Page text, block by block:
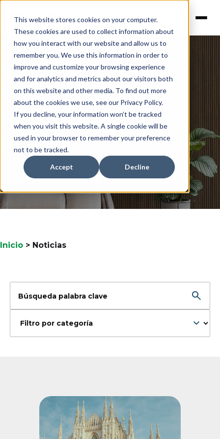
This website stores cookies on your computer.
These cookies are used to collect information about
how you interact with our website and allow us to
remember you. We use this information in order to
improve and customize your browsing experience
and for analytics and metrics about our visitors both
on this website and other media. To find out more
about the cookies we use, see our Privacy Policy.
If you decline, your information won’t be tracked
when you visit this website. A single cookie will be
used in your browser to remember your preference
not to be tracked.
Accept Decline
Noticias
Inicio > Noticias